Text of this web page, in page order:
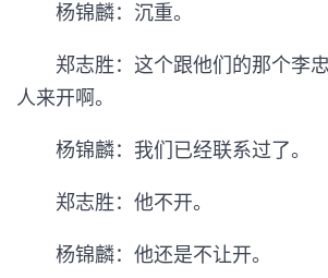
杨锦麟：沉重。
郑志胜：这个跟他们的那个李
人来开啊。
杨锦麟：我们已经联系过了。
郑志胜：他不开。
杨锦麟：他还是不让开。